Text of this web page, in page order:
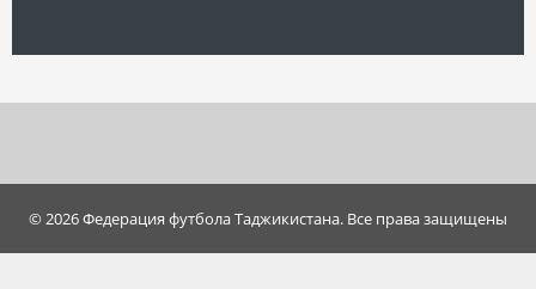
© 2026 Федерация футбола Таджикистана. Все права защищены